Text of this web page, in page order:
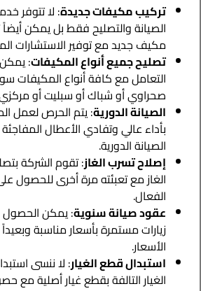
تركيب مكيفات جديدة: لا تتوفر
الصيانة والتصليح فقط بل يمكن
مكيف جديد مع توفير الاستشارات
تصليح جميع أنواع المكيفات:
التعامل مع كافة أنواع المكيفات
صحراوي أو شباك أو سبليت أو
الصيانة الدورية: يتم الحرص لعمل
بأداء عالي وتفادي الأعطال
الصيانة الدورية.
إصلاح تسرب الغاز: تقوم الشركة
الغاز مع تعبئته مرة أخرى للحصول
الفعال.
عقود صيانة سنوية: يمكن
زيارات مستمرة بأسعار مناسبة
الأسعار.
استبدال قطع الغيار: لا ننسى
الغيار التالفة بقطع غيار أصلية مع